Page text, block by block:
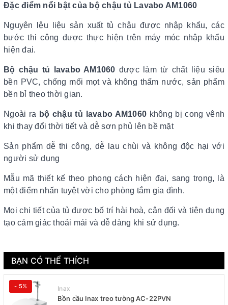
Đặc điểm nổi bật của bộ chậu tủ Lavabo AM1060
Nguyên lệu liệu sản xuất tủ chậu được nhập khẩu, các
bước thi công được thực hiện trên máy móc nhập khẩu
hiện đai.
Bộ chậu tủ lavabo AM1060 được làm từ chất liệu siêu
bền PVC, chống mối mọt và không thấm nước, sản phẩm
bền bỉ theo thời gian.
Ngoài ra bộ chậu tủ lavabo AM1060 không bị cong vênh
khi thay đổi thời tiết và dễ sơn phủ lên bề mặt
Sản phẩm dễ thi công, dễ lau chùi và không độc hại với
người sử dụng
Mẫu mã thiết kế theo phong cách hiện đại, sang trọng, là
một điểm nhấn tuyệt vời cho phòng tắm gia đình.
Mọi chi tiết của tủ được bố trí hài hoà, cân đối và tiện dụng
tạo cảm giác thoải mái và dễ dàng khi sử dụng.
BẠN CÓ THỂ THÍCH
- 5% Inax
Bồn cầu Inax treo tường AC-22PVN